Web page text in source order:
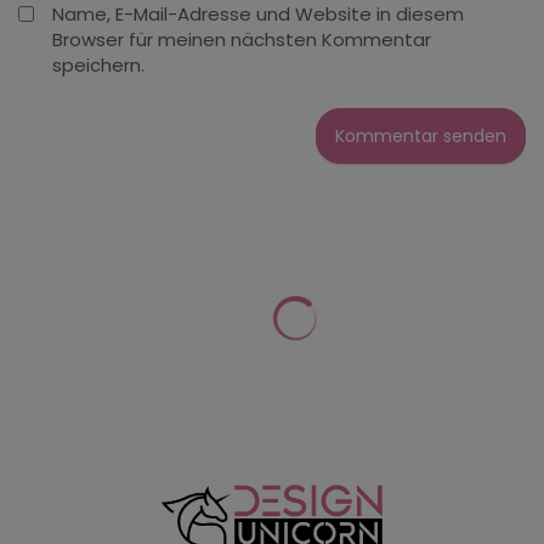
Name, E-Mail-Adresse und Website in diesem
Browser für meinen nächsten Kommentar
speichern.